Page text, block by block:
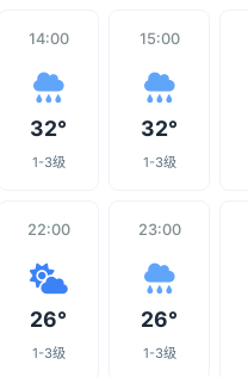
14:00
32°
1-3级
15:00
32°
1-3级
22:00
26°
1-3级
23:00
26°
1-3级